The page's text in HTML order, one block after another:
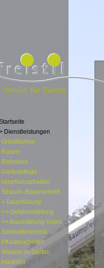
Dienstleistungen
Grünflächen
Rasen
Rollrasen
Gartenpflege
Umpflanzarbeiten
Strauch-/Baumschnitt
> Baumfällung
>> Gefahrenfällung
>> Baumfällung Video
Seilklettertechnik
Pflasterarbeiten
Wasser im Garten
Häcksler